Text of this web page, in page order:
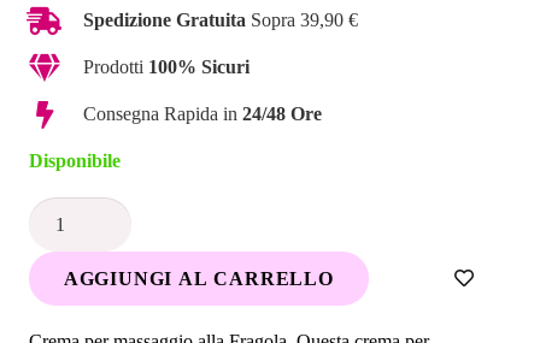
Spedizione Gratuita Sopra 39,90 €
Prodotti 100% Sicuri
Consegna Rapida in 24/48 Ore
Disponibile
Crema
FragolaAGGIUNGI AL CARRELLO